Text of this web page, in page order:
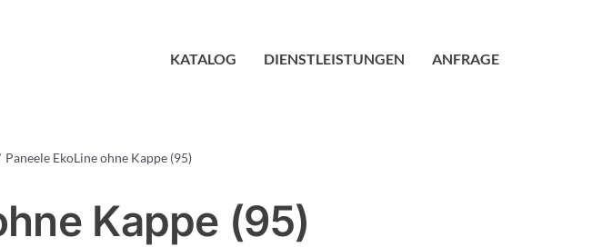
KATALOG DIENSTLEISTUNGEN ANFRAGE
Paneele EkoLine ohne Kappe (95)
Kappe (95)